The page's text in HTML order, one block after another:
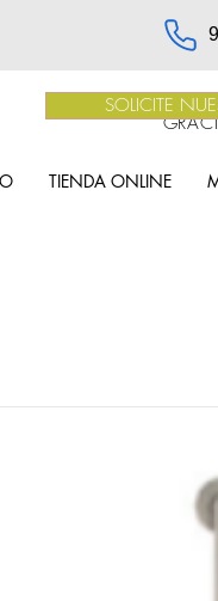
TIENDA ONLINE
SOLICITE